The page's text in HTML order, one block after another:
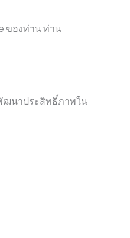
ของท่าน ท่าน
พัฒนาประสิทธิ์ภาพใน